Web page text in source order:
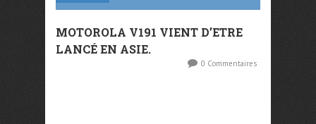
MOTOROLA V191 VIENT D’ETRE
LANCÉ EN ASIE.
0 Commentaires